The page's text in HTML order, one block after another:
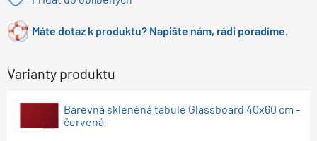
Máte dotaz k produktu? Napište nám, rádi poradíme.
Varianty produktu
Barevná skleněná tabule Glassboard 40x60 cm -
červená